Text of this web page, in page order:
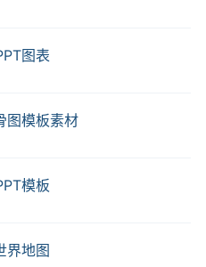
图表
图模板素材
模板
界地图